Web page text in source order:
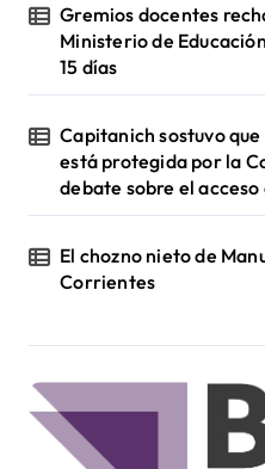
Gremios docentes
Ministerio de
15 días
Capitanich sostuvo
está protegida por la
debate sobre el
El chozno nieto de
Corrientes